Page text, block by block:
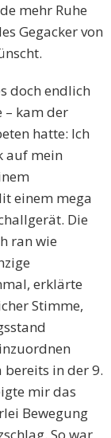
mehr Ruhe
Gegacker von
doch endlich
– kam der
hatte: Ich
auf mein
einem mega
Die
ran wie
erklärte
Stimme,
bereits in der 9.
mir das
Bewegung